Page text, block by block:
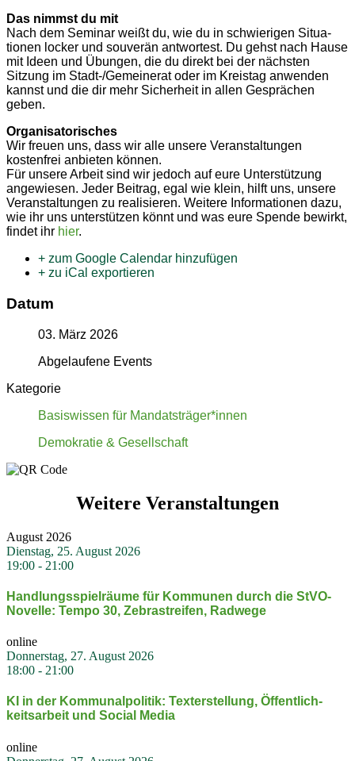
Das nimmst du mit
Nach dem Seminar weißt du, wie du in schwie­rigen Situa­
tionen locker und souverän antwortest. Du gehst nach Hause
mit Ideen und Übungen, die du direkt bei der nächsten
Sitzung im Stadt-/Gemei­nerat oder im Kreistag anwenden
kannst und die dir mehr Sicherheit in allen Gesprächen
geben.
Organi­sa­to­ri­sches
Wir freuen uns, dass wir alle unsere Veran­stal­tungen
kostenfrei anbieten können.
Für unsere Arbeit sind wir jedoch auf eure Unter­stützung
angewiesen. Jeder Beitrag, egal wie klein, hilft uns, unsere
Veran­stal­tungen zu reali­sieren. Weitere Infor­ma­tionen dazu,
wie ihr uns unter­stützen könnt und was eure Spende bewirkt,
findet ihr hier.
+ zum Google Calendar hinzufügen
+ zu iCal exportieren
Datum
03. März 2026
Abgelaufene Events
Kategorie
Basiswissen für Mandatsträger*innen
Demokratie & Gesellschaft
Weitere Veranstaltungen
August 2026
Dienstag, 25. August 2026
19:00 - 21:00
Handlungs­spiel­räume für Kommunen durch die StVO-
Novelle: Tempo 30, Zebra­streifen, Radwege
online
Donnerstag, 27. August 2026
18:00 - 21:00
KI in der Kommu­nal­po­litik: Texterstellung, Öffent­lich­
keits­arbeit und Social Media
online